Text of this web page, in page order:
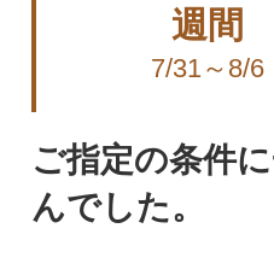
週間
7/31～8/6
ご指定の条件
んでした。